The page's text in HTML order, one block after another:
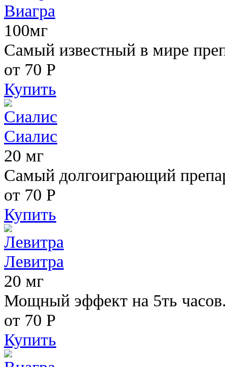
Виагра
100мг
Самый известный в мире
от 70 Р
Купить
Сиалис
20 мг
Самый долгоиграющий
от 70 Р
Купить
Левитра
20 мг
Мощный эффект на 5ть
от 70 Р
Купить